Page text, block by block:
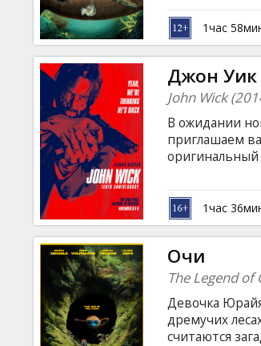
история об
обитателей.
1час
Джон Уик
John Wick
В ожидании
приглашаем
наемный
уединенно до
нарушить его
большой
1час
Очи
The Legend of
Девочка
дремучих
считаются